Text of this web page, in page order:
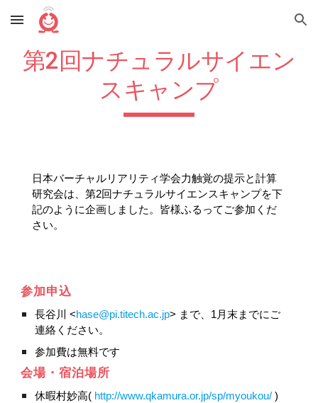
Skip to main content Skip to navigation
第2回ナチュラルサイエン
スキャンプ
日本バーチャルリアリティ学会力触覚の提示と計算
研究会は、第2回ナチュラルサイエンスキャンプを下
記のように企画しました。皆様ふるってご参加くだ
さい。
参加申込
長谷川 <hase@pi.titech.ac.jp> まで、1月末までにご
連絡ください。
参加費は無料です
会場・宿泊場所
休暇村妙高( http://www.qkamura.or.jp/sp/myoukou/ )